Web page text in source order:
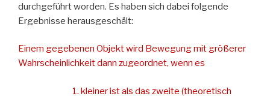
durchgeführt worden. Es haben sich dabei folgende
Ergebnisse herausgeschält:
Einem gegebenen Objekt wird Bewegung mit größerer
Wahrscheinlichkeit dann zugeordnet, wenn es
1. kleiner ist als das zweite (theoretisch